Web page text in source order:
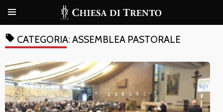
local_offer CATEGORIA: ASSEMBLEA PASTORALE